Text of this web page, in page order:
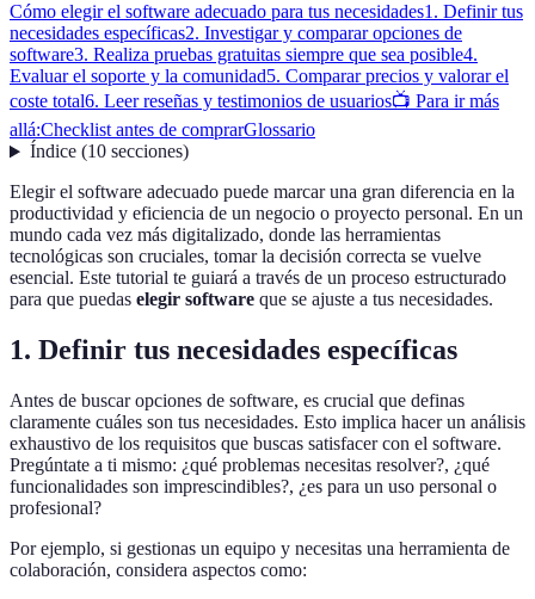
Cómo elegir el software adecuado para tus necesidades1. Definir tus
necesidades específicas2. Investigar y comparar opciones de
software3. Realiza pruebas gratuitas siempre que sea posible4.
Evaluar el soporte y la comunidad5. Comparar precios y valorar el
coste total6. Leer reseñas y testimonios de usuarios📺 Para ir más
allá:Checklist antes de comprarGlossario
Índice(10 secciones)
Elegir el software adecuado puede marcar una gran diferencia en la
productividad y eficiencia de un negocio o proyecto personal. En un
mundo cada vez más digitalizado, donde las herramientas
tecnológicas son cruciales, tomar la decisión correcta se vuelve
esencial. Este tutorial te guiará a través de un proceso estructurado
para que puedas elegir software que se ajuste a tus necesidades.
1. Definir tus necesidades específicas
Antes de buscar opciones de software, es crucial que definas
claramente cuáles son tus necesidades. Esto implica hacer un análisis
exhaustivo de los requisitos que buscas satisfacer con el software.
Pregúntate a ti mismo: ¿qué problemas necesitas resolver?, ¿qué
funcionalidades son imprescindibles?, ¿es para un uso personal o
profesional?
Por ejemplo, si gestionas un equipo y necesitas una herramienta de
colaboración, considera aspectos como: